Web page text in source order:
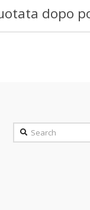
dopo
Search